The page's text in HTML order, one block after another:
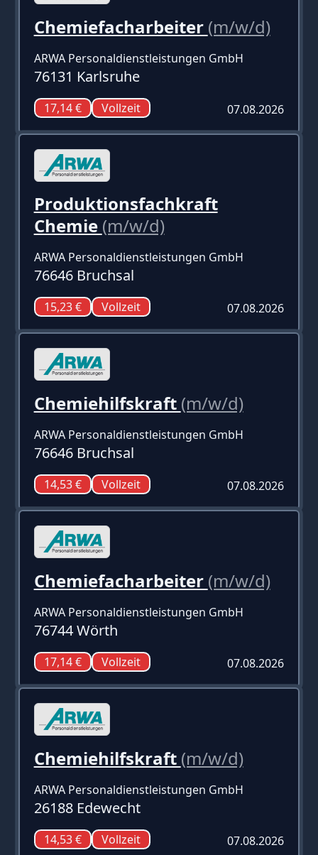
Chemiefacharbeiter (m/w/d)
ARWA Personaldienstleistungen GmbH
76131 Karlsruhe
17,14 € Vollzeit 07.08.2026
Produktionsfachkraft
Chemie (m/w/d)
ARWA Personaldienstleistungen GmbH
76646 Bruchsal
15,23 € Vollzeit 07.08.2026
Chemiehilfskraft (m/w/d)
ARWA Personaldienstleistungen GmbH
76646 Bruchsal
14,53 € Vollzeit 07.08.2026
Chemiefacharbeiter (m/w/d)
ARWA Personaldienstleistungen GmbH
76744 Wörth
17,14 € Vollzeit 07.08.2026
Chemiehilfskraft (m/w/d)
ARWA Personaldienstleistungen GmbH
26188 Edewecht
14,53 € Vollzeit 07.08.2026